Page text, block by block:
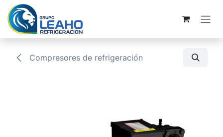
Ir al contenido
Compresores de refrigeración